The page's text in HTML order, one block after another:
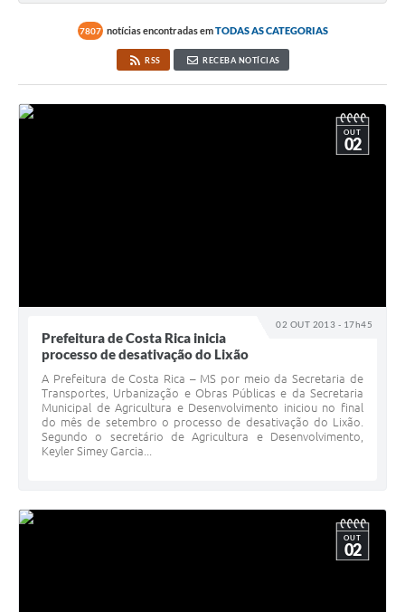
7807 notícias encontradas emTODAS AS CATEGORIAS
RSS RECEBA NOTÍCIAS
02 OUT 2013 - 17h45
OUT
02
Prefeitura de Costa Rica inicia
processo de desativação do Lixão
A Prefeitura de Costa Rica – MS por meio da Secretaria de
Transportes, Urbanização e Obras Públicas e da Secretaria
Municipal de Agricultura e Desenvolvimento iniciou no final
do mês de setembro o processo de desativação do Lixão.
Segundo o secretário de Agricultura e Desenvolvimento,
Keyler Simey Garcia...
OUT
02